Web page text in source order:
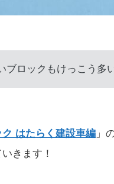
ロックもけっこう多
はたらく建設車編 」
きます！